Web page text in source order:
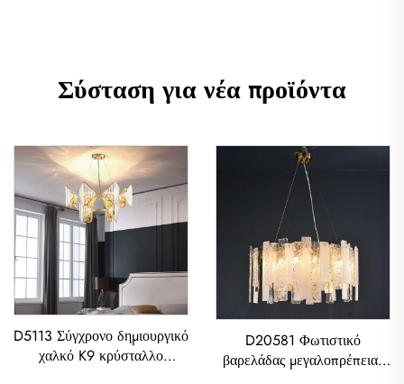
Σύσταση για νέα προϊόντα
D5113 Σύγχρονο δημιουργικό
χαλκό K9 κρύσταλλο
D20581 Φωτιστικό
βαρελάδας μεγαλοπρέπειας